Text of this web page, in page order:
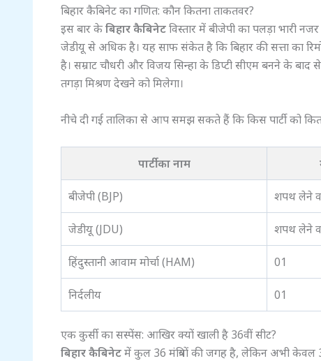
बिहार कैबिनेट का गणित: कौन कितना ताकतवर?
इस बार केबिहार कैबिनेटविस्तार में बीजेपी का पलड़ा भारी
जेडीयू से अधिक है। यह साफ संकेत है कि बिहार की सत्ता का
है। सम्राट चौधरी और विजय सिन्हा के डिप्टी सीएम बनने के
तगड़ा मिश्रण देखने को मिलेगा।
नीचे दी गई तालिका से आप समझ सकते हैं कि किस पार्टी को
पार्टी का नाम
बीजेपी (BJP) शपथ लेने
जेडीयू (JDU) शपथ लेने
हिंदुस्तानी आवाम मोर्चा (HAM) 01
निर्दलीय 01
एक कुर्सी का सस्पेंस: आखिर क्यों खाली है 36वीं सीट?
बिहार कैबिनेटमें कुल 36 मंत्रियों की जगह है, लेकिन अभी केवल